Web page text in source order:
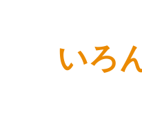
いろ